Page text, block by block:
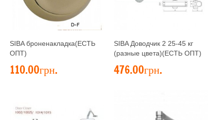
SIBA броненакладка(ЕСТЬ
ОПТ)
110.00грн.
SIBA Доводчик 2 25-45 кг
(разные цвета)(ЕСТЬ ОПТ)
476.00грн.